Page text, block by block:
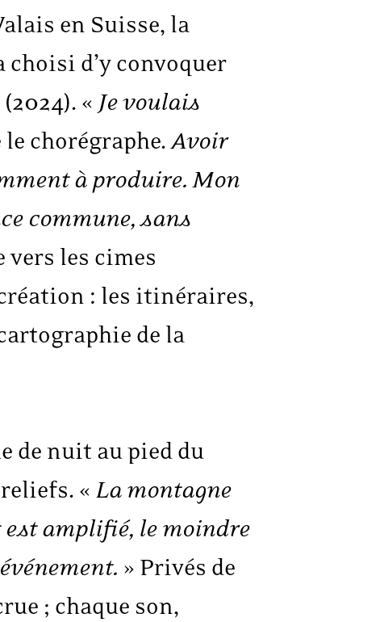
en Suisse, la
d’y convoquer
(2024). « Je voulais
le chorégraphe.Avoir
à produire. Mon
commune, sans
vers les cimes
: les itinéraires,
de la
de nuit au pied du
« La montagne
est amplifié, le moindre
» Privés de
; chaque son,